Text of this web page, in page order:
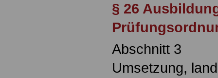
§ 26
Abschnitt 3
Umsetzung,